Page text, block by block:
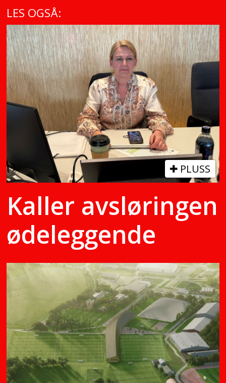
LES OGSÅ:
PLUSS
Kaller avsløringen
ødeleggende